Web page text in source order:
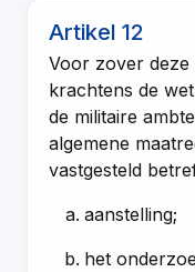
Artikel 12
Voor zover
krachtens de
de militaire
algemene
vastgesteld
aanstelling;
het